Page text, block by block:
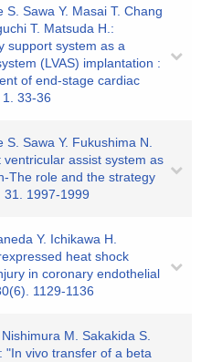
Sawa Y. Masai T. Chang
T. Matsuda H.:
support system as a
(LVAS) implantation :
of end-stage cardiac
33-36
Sawa Y. Fukushima N.
assist system as
The role and the strategy
31. 1997-1999
Y. Ichikawa H.
heat shock
in coronary endothelial
1129-1136
M. Sakakida S.
"In vivo transfer of a beta